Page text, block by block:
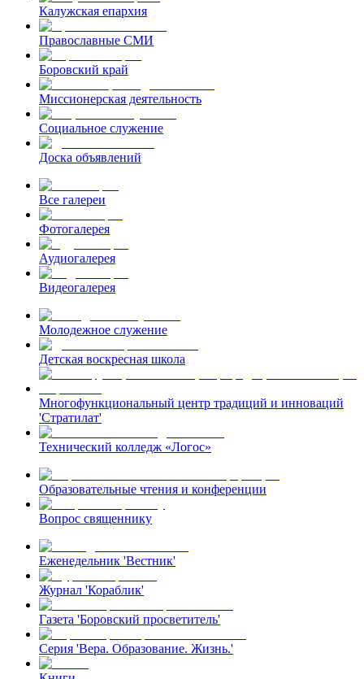
Калужская епархия
Православные СМИ
Боровский край
Миссионерская деятельность
Социальное служение
Доска объявлений
Все галереи
Фотогалерея
Аудиогалерея
Видеогалерея
Молодежное служение
Детская воскресная школа
Многофункциональный центр традиций и инноваций
'Стратилат'
Технический колледж «Логос»
Образовательные чтения и конференции
Вопрос священнику
Еженедельник 'Вестник'
Журнал 'Кораблик'
Газета 'Боровский просветитель'
Серия 'Вера. Образование. Жизнь.'